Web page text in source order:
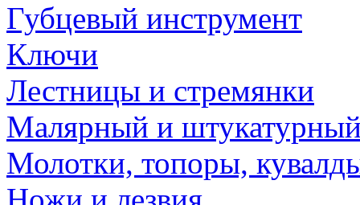
Губцевый инструмент
Ключи
Лестницы и стремянки
Малярный и
Молотки, топоры,